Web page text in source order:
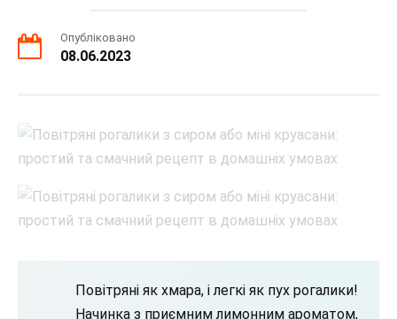
Опубліковано
08.06.2023
Повітряні як хмара, і легкі як пух рогалики!
Начинка з приємним лимонним ароматом,